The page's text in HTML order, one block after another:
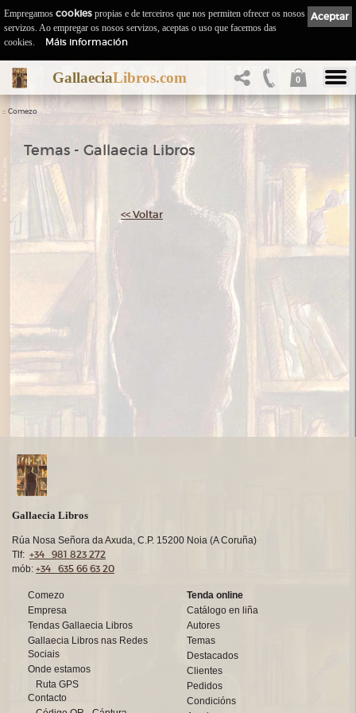
GallaeciaLibros.com 0
:: Comezo
Temas - Gallaecia Libros
<< Voltar
Gallaecia Libros
Rúa Nosa Señora da Axuda, C.P. 15200 Noia (A Coruña)
Tlf: +34 981 823 272
mób: +34 635 66 63 20
Comezo
Empresa
Tendas Gallaecia Libros
Gallaecia Libros nas Redes
Sociais
Onde estamos
Ruta GPS
Contacto
Tenda online
Catálogo en liña
Autores
Temas
Destacados
Clientes
Pedidos
Condicións
Aceptar
Empregamos cookies propias e de terceiros que nos permiten ofrecer os nosos
servizos. Ao empregar os nosos servizos, aceptas o uso que facemos das
cookies.
Máis información